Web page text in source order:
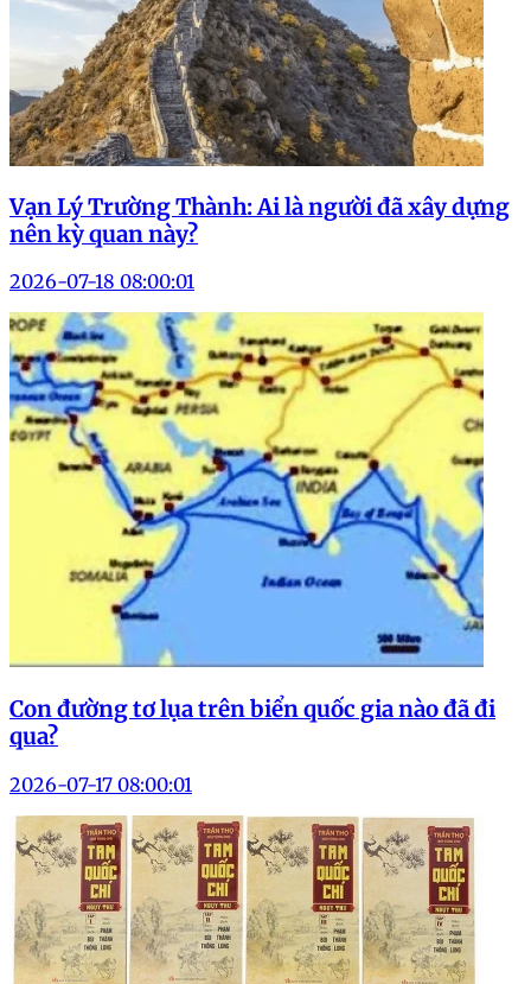
Vạn Lý Trường Thành: Ai là người đã xây dựng
nên kỳ quan này?
2026-07-18 08:00:01
Con đường tơ lụa trên biển quốc gia nào đã đi
qua?
2026-07-17 08:00:01